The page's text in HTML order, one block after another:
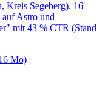
Kreis Segeberg). 16
auf Astro und
mit 43 % CTR (Stand
Mo)